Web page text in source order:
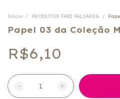
Início / PRODUTOS FABI PALIARES /
Papel 03 da Coleção
R$6,10